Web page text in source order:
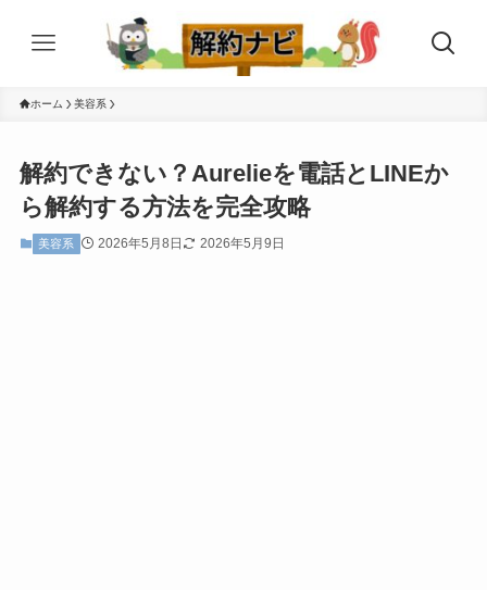
ホーム 美容系
解約できない？Aurelieを電話とLINEか
ら解約する方法を完全攻略
美容系 2026年5月8日 2026年5月9日